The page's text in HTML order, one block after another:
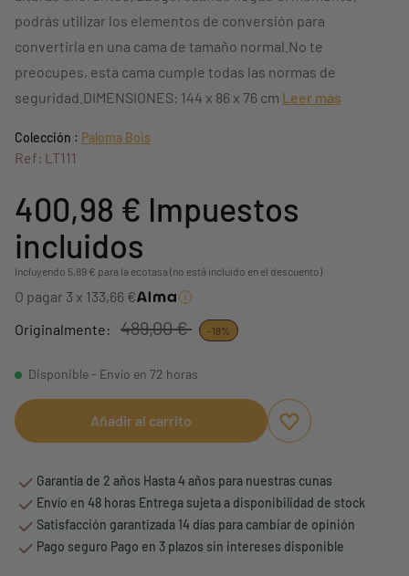
podrás utilizar los elementos de conversión para
convertirla en una cama de tamaño normal.No te
preocupes, esta cama cumple todas las normas de
seguridad.DIMENSIONES: 144 x 86 x 76 cm Leer más
Colección : Paloma Bois
Ref: LT111
400,98 € Impuestos
incluidos
Incluyendo 5,89 € para la ecotasa (no está incluido en el descuento)
O pagar 3 x 133,66 €
Originalmente:
489,00 € -18%
Disponible - Envío en 72 horas
Añadir al carrito
Aggiungi ai
borrar favoritos
Garantía de 2 años Hasta 4 años para nuestras cunas
Envío en 48 horas Entrega sujeta a disponibilidad de stock
Satisfacción garantizada 14 días para cambiar de opinión
Pago seguro Pago en 3 plazos sin intereses disponible